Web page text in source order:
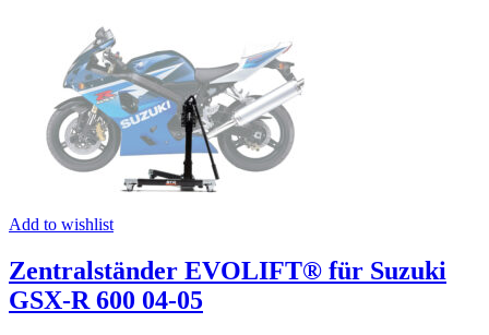
Add to wishlist
Zentralständer EVOLIFT® für Suzuki
GSX-R 600 04-05